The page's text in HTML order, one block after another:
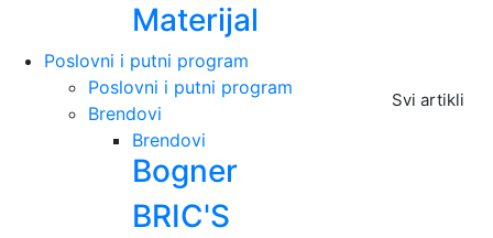
Materijal
Poslovni i putni program
Svi artikli
Poslovni i putni program
Brendovi
Brendovi
Bogner
BRIC'S